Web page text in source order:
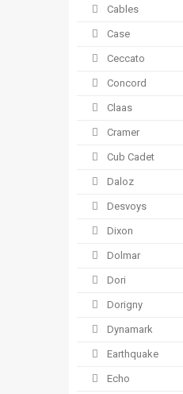
Cables
Case
Ceccato
Concord
Claas
Cramer
Cub Cadet
Daloz
Desvoys
Dixon
Dolmar
Dori
Dorigny
Dynamark
Earthquake
Echo